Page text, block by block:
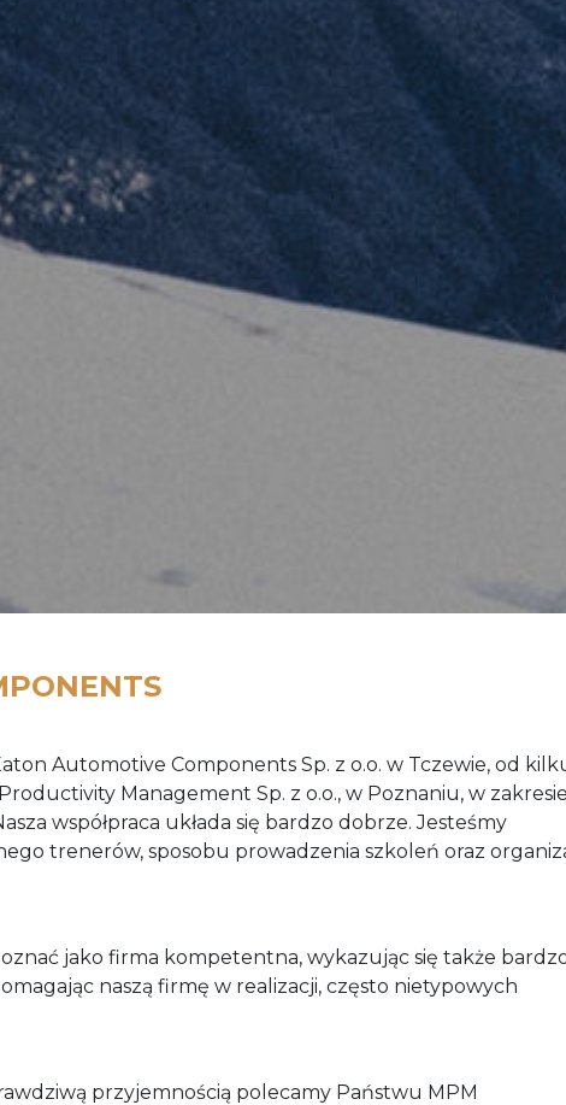
Automotive Components Sp. z o.o. w Tczewie, od
Management Sp. z o.o., w Poznaniu, w zakresie
współpraca układa się bardzo dobrze. Jesteśmy
trenerów, sposobu prowadzenia szkoleń oraz
jako firma kompetentna, wykazując się także
naszą firmę w realizacji, często nietypowych
przyjemnością polecamy Państwu MPM